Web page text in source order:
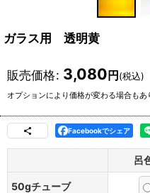
ガラス用 透明黄
販売価格: 3,080円(税込)
オプションにより価格が変わる場合もあ
Facebookでシェア
呂
50gチューブ